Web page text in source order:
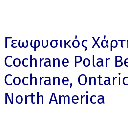
Γεωφυσικός
Cochrane Polar
Cochrane,
North America